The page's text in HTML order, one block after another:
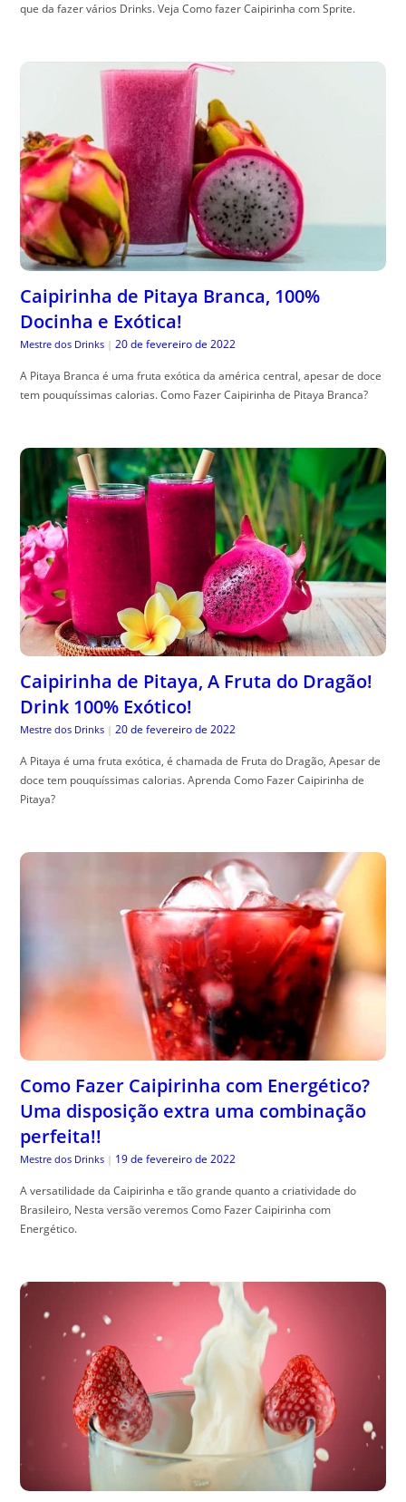
que da fazer vários Drinks. Veja Como fazer Caipirinha com Sprite.
Caipirinha de Pitaya Branca, 100%
Docinha e Exótica!
Mestre dos Drinks | 20 de fevereiro de 2022
A Pitaya Branca é uma fruta exótica da américa central, apesar de doce
tem pouquíssimas calorias. Como Fazer Caipirinha de Pitaya Branca?
Caipirinha de Pitaya, A Fruta do Dragão!
Drink 100% Exótico!
Mestre dos Drinks | 20 de fevereiro de 2022
A Pitaya é uma fruta exótica, é chamada de Fruta do Dragão, Apesar de
doce tem pouquíssimas calorias. Aprenda Como Fazer Caipirinha de
Pitaya?
Como Fazer Caipirinha com Energético?
Uma disposição extra uma combinação
perfeita!!
Mestre dos Drinks | 19 de fevereiro de 2022
A versatilidade da Caipirinha e tão grande quanto a criatividade do
Brasileiro, Nesta versão veremos Como Fazer Caipirinha com
Energético.